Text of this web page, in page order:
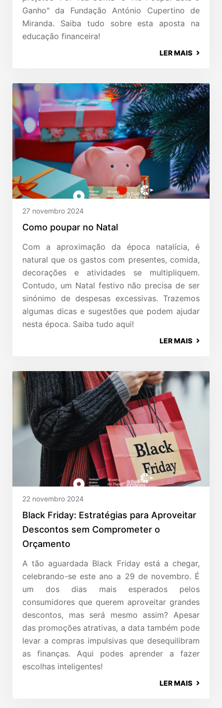
Ganho" da Fundação António Cupertino de
Miranda. Saiba tudo sobre esta aposta na
educação financeira!
LER MAIS
27 novembro 2024
Como poupar no Natal
Com a aproximação da época natalícia, é
natural que os gastos com presentes, comida,
decorações e atividades se multipliquem.
Contudo, um Natal festivo não precisa de ser
sinónimo de despesas excessivas. Trazemos
algumas dicas e sugestões que podem ajudar
nesta época. Saiba tudo aqui!
LER MAIS
22 novembro 2024
Black Friday: Estratégias para Aproveitar
Descontos sem Comprometer o
Orçamento
A tão aguardada Black Friday está a chegar,
celebrando-se este ano a 29 de novembro. É
um dos dias mais esperados pelos
consumidores que querem aproveitar grandes
descontos, mas será mesmo assim? Apesar
das promoções atrativas, a data também pode
levar a compras impulsivas que desequilibram
as finanças. Aqui podes aprender a fazer
escolhas inteligentes!
LER MAIS